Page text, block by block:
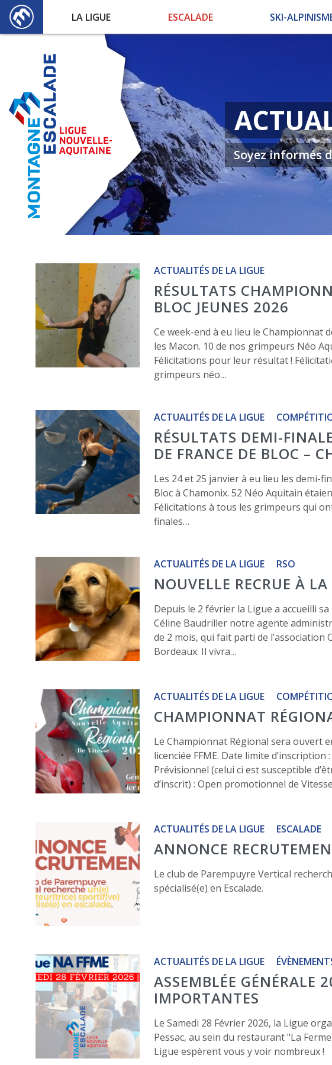
LA LIGUE ESCALADE SKI-
Soyez informés
ACTUALITÉS DE LA LIGUE
RÉSULTATS
BLOC JEUNES 2026
Ce week-end à eu lieu le Championnat
les Macon. 10 de nos grimpeurs Néo
Félicitations pour leur résultat !
grimpeurs néo…
ACTUALITÉS DE LA LIGUE
RÉSULTATS DEMI-
DE FRANCE DE BLOC –
Les 24 et 25 janvier à eu lieu les demi-
Bloc à Chamonix. 52 Néo Aquitain
Félicitations à tous les grimpeurs qui
finales…
ACTUALITÉS DE LA LIGUE RSO
NOUVELLE RECRUE À
Depuis le 2 février la Ligue a accueilli
Céline Baudriller notre agente
de 2 mois, qui fait parti de l’association
Bordeaux. Il vivra…
ACTUALITÉS DE LA LIGUE
CHAMPIONNAT
Le Championnat Régional sera ouvert
licenciée FFME. Date limite
Prévisionnel (celui ci est susceptible
d’inscrit) : Open promotionnel de
ACTUALITÉS DE LA LIGUE ESCALADE
ANNONCE
Le club de Parempuyre Vertical
spécialisé(e) en Escalade.
ACTUALITÉS DE LA LIGUE
ASSEMBLÉE GÉNÉRALE
IMPORTANTES
Le Samedi 28 Février 2026, la Ligue
Pessac, au sein du restaurant "La
Ligue espèrent vous y voir nombreux !